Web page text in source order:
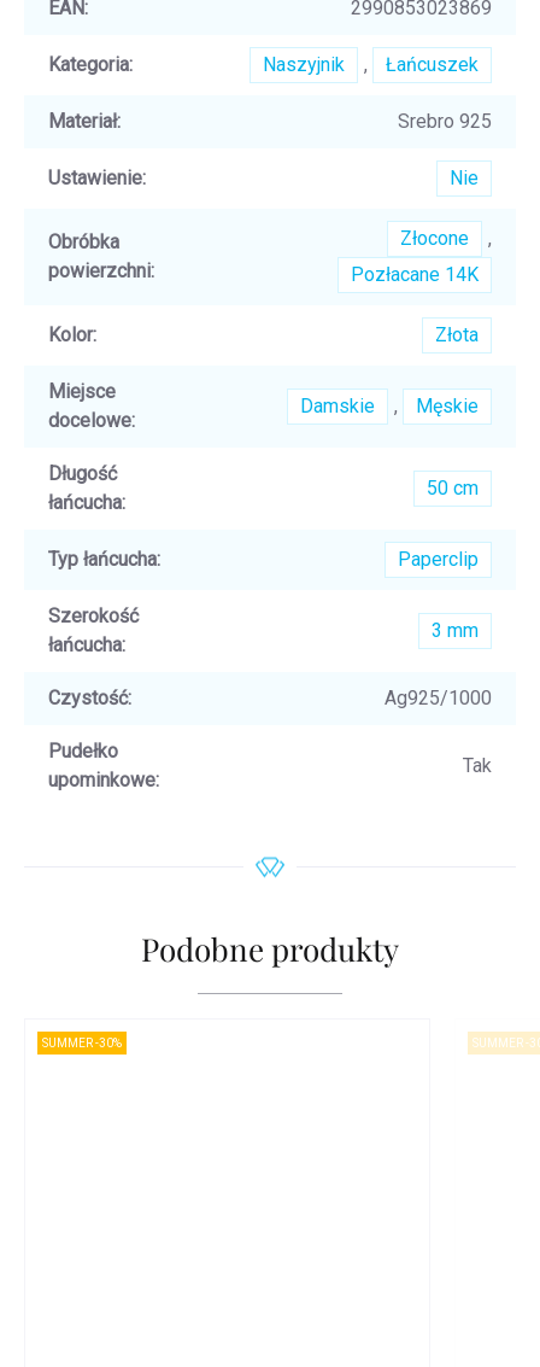
EAN: 2990853023869
Kategoria: Naszyjnik , Łańcuszek
Materiał: Srebro 925
Ustawienie: Nie
Obróbka
powierzchni:
Złocone
,
Pozłacane 14K
Kolor: Złota
Miejsce
docelowe:
Damskie , Męskie
Długość
łańcucha:
50 cm
Typ łańcucha: Paperclip
Szerokość
łańcucha:
3 mm
Czystość: Ag925/1000
Pudełko
upominkowe:
Tak
Podobne produkty
SUMMER -30% SUMMER -